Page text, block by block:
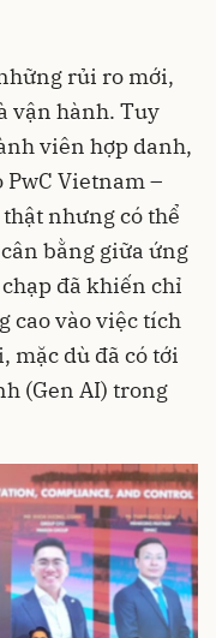
rủi ro mới,
vận hành. Tuy
viên hợp danh,
Vietnam –
nhưng có thể
bằng giữa ứng
đã khiến chỉ
cao vào việc tích
mặc dù đã có tới
(Gen AI) trong